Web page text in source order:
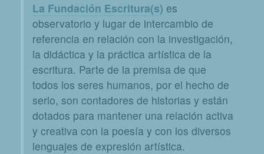
La Fundación Escritura(s) es
observatorio y lugar de intercambio de
referencia en relación con la investigación,
la didáctica y la práctica artística de la
escritura. Parte de la premisa de que
todos los seres humanos, por el hecho de
serlo, son contadores de historias y están
dotados para mantener una relación activa
y creativa con la poesía y con los diversos
lenguajes de expresión artística.